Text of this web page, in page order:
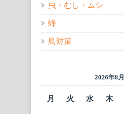
虫・むし・ムシ
蜂
鳥対策
2026年8月
月 火 水 木